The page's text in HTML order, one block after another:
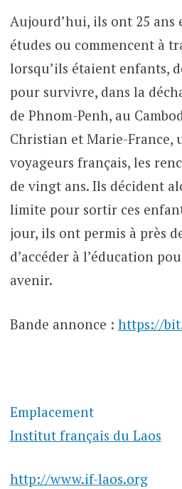
Aujourd’hui, ils ont 25 ans
études ou commencent à
lorsqu’ils étaient enfants,
pour survivre, dans la
de Phnom-Penh, au
Christian et Marie-France,
voyageurs français, les
de vingt ans. Ils décident
limite pour sortir ces
jour, ils ont permis à près
d’accéder à l’éducation
avenir.
Bande annonce : https://
Emplacement
Institut français du Laos
http://www.if-laos.org